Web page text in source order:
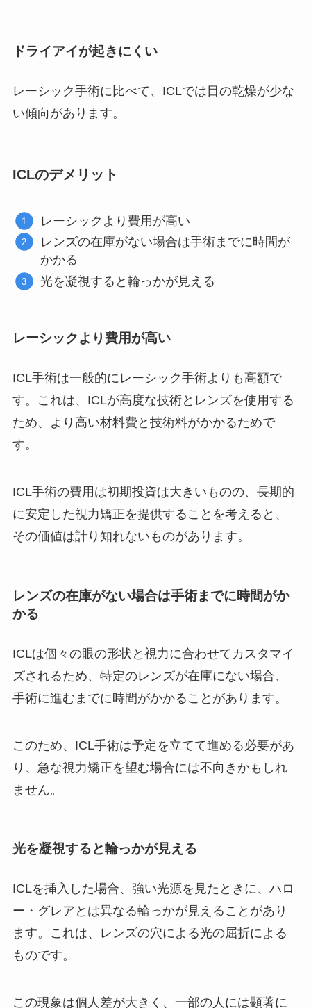
ドライアイが起きにくい
レーシック手術に比べて、ICLでは目の乾燥が少な
い傾向があります。
ICLのデメリット
レーシックより費用が高い
レンズの在庫がない場合は手術までに時間が
かかる
光を凝視すると輪っかが見える
レーシックより費用が高い
ICL手術は一般的にレーシック手術よりも高額で
す。これは、ICLが高度な技術とレンズを使用する
ため、より高い材料費と技術料がかかるためで
す。
ICL手術の費用は初期投資は大きいものの、長期的
に安定した視力矯正を提供することを考えると、
その価値は計り知れないものがあります。
レンズの在庫がない場合は手術までに時間がか
かる
ICLは個々の眼の形状と視力に合わせてカスタマイ
ズされるため、特定のレンズが在庫にない場合、
手術に進むまでに時間がかかることがあります。
このため、ICL手術は予定を立てて進める必要があ
り、急な視力矯正を望む場合には不向きかもしれ
ません。
光を凝視すると輪っかが見える
ICLを挿入した場合、強い光源を見たときに、ハロ
ー・グレアとは異なる輪っかが見えることがあり
ます。これは、レンズの穴による光の屈折による
ものです。
この現象は個人差が大きく、一部の人には顕著に